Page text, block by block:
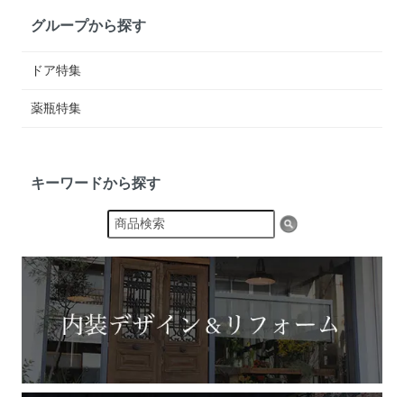
グループから探す
ドア特集
薬瓶特集
キーワードから探す